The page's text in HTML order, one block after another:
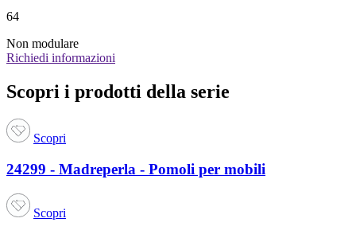
64
Non modulare
Richiedi informazioni
Scopri i prodotti della serie
Scopri
24299 - Madreperla - Pomoli per mobili
Scopri